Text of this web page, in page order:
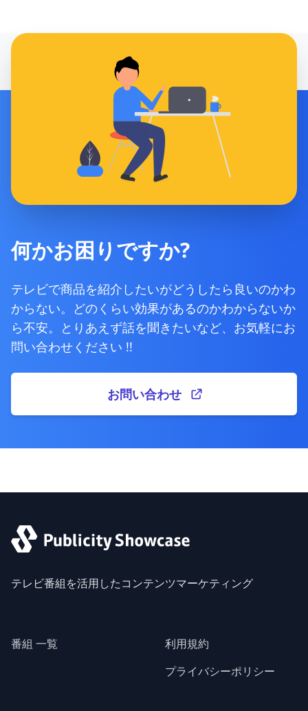
何かお困りですか?
テレビで商品を紹介したいがどうしたら良いのかわ
からない。どのくらい効果があるのかわからないか
ら不安。とりあえず話を聞きたいなど、お気軽にお
問い合わせください !!
お問い合わせ
テレビ番組を活用したコンテンツマーケティング
番組 一覧
利用規約
プライバシーポリシー